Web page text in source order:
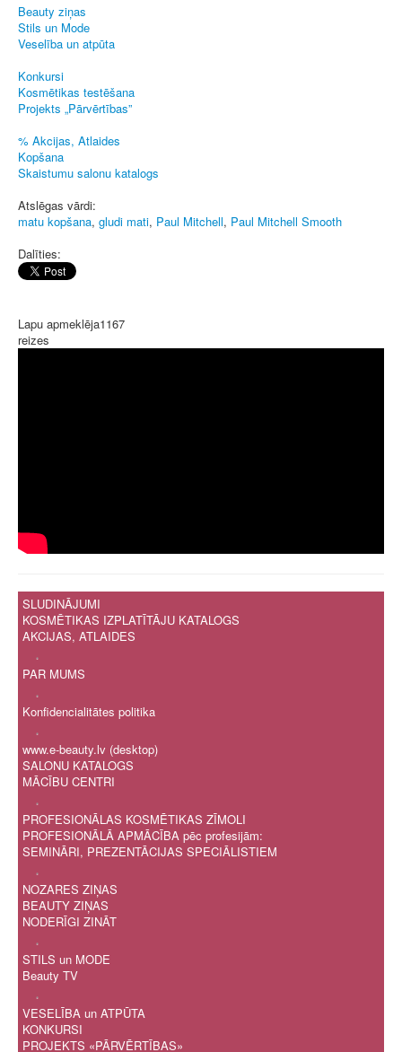
Beauty ziņas
Stils un Mode
Veselība un atpūta
Konkursi
Kosmētikas testēšana
Projekts „Pārvērtības”
% Akcijas, Atlaides
Kopšana
Skaistumu salonu katalogs
Atslēgas vārdi:
matu kopšana, gludi mati, Paul Mitchell, Paul Mitchell Smooth
Dalīties:
Lapu apmeklēja1167
reizes
SLUDINĀJUMI
KOSMĒTIKAS IZPLATĪTĀJU KATALOGS
AKCIJAS, ATLAIDES
.
PAR MUMS
.
Konfidencialitātes politika
.
www.e-beauty.lv (desktop)
SALONU KATALOGS
MĀCĪBU CENTRI
.
PROFESIONĀLAS KOSMĒTIKAS ZĪMOLI
PROFESIONĀLĀ APMĀCĪBA pēc profesijām:
SEMINĀRI, PREZENTĀCIJAS SPECIĀLISTIEM
.
NOZARES ZIŅAS
BEAUTY ZIŅAS
NODERĪGI ZINĀT
.
STILS un MODE
Beauty TV
.
VESELĪBA un ATPŪTA
KONKURSI
PROJEKTS «PĀRVĒRTĪBAS»